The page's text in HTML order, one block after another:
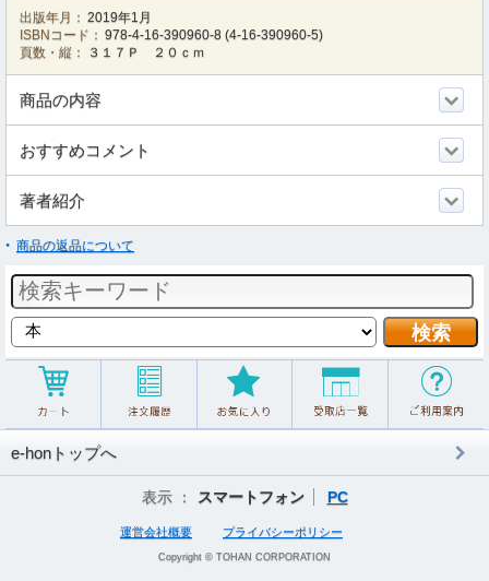
出版年月： 2019年1月
ISBNコード： 978-4-16-390960-8 (4-16-390960-5)
頁数・縦：
３１７Ｐ ２０ｃｍ
商品の内容
おすすめコメント
著者紹介
商品の返品について
e-honトップへ
表示 ： スマートフォン PC
運営会社概要 プライバシーポリシー
Copyright © TOHAN CORPORATION